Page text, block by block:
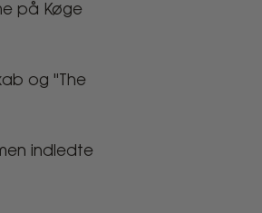
på Køge
og "The
indledte